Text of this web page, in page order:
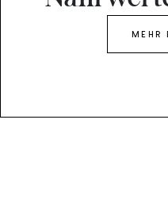
MEHR